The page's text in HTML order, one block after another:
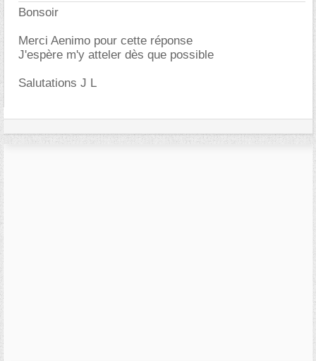
Bonsoir
Merci Aenimo pour cette réponse
J'espère m'y atteler dès que possible
Salutations J L